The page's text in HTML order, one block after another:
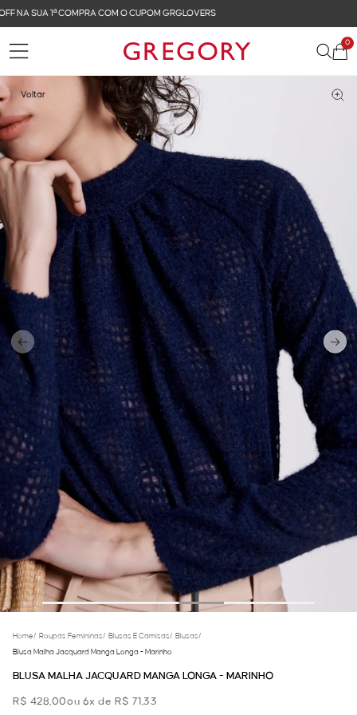
FRETE GRÁTIS NAS COMPRAS ACIMA DE R$ 899
0
Voltar
Home/ Roupas Femininas/ Blusas E Camisas/ Blusas/
Blusa Malha Jacquard Manga Longa - Marinho
BLUSA MALHA JACQUARD MANGA LONGA - MARINHO
R$ 428,00ou 6x de R$ 71,33